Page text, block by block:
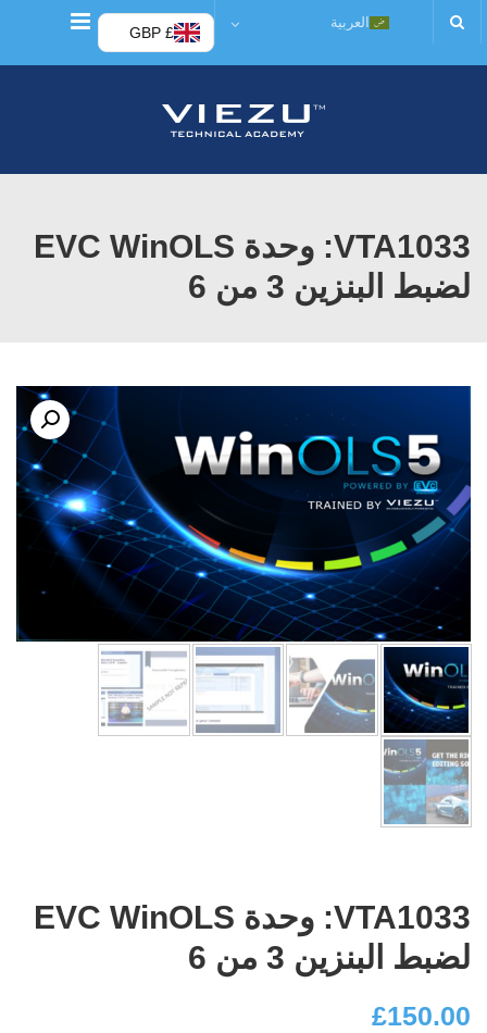
قائمة £ GBP
العربية
VTA1033: وحدة EVC WinOLS
لضبط البنزين 3 من 6
VTA1033: وحدة EVC WinOLS
لضبط البنزين 3 من 6
£150.00